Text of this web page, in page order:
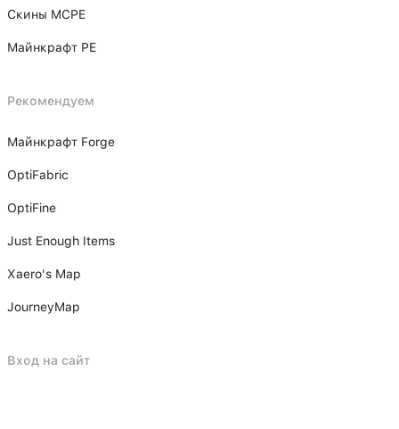
Скины MCPE
Майнкрафт PE
Рекомендуем
Майнкрафт Forge
OptiFabric
OptiFine
Just Enough Items
Xаero's Mаp
JourneyMap
Вход на сайт